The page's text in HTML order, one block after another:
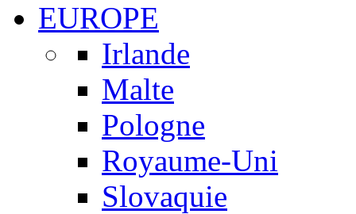
EUROPE
Irlande
Malte
Pologne
Royaume-Uni
Slovaquie